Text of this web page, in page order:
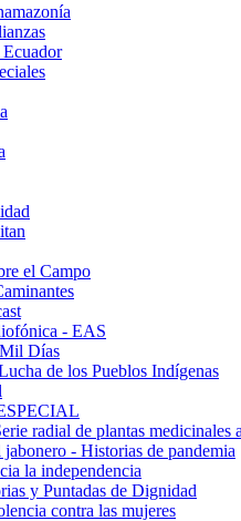
el Campo
- EAS
Días
de los Pueblos Indígenas
radial de plantas medicinales
- Historias de pandemia
la independencia
y Puntadas de Dignidad
contra las mujeres